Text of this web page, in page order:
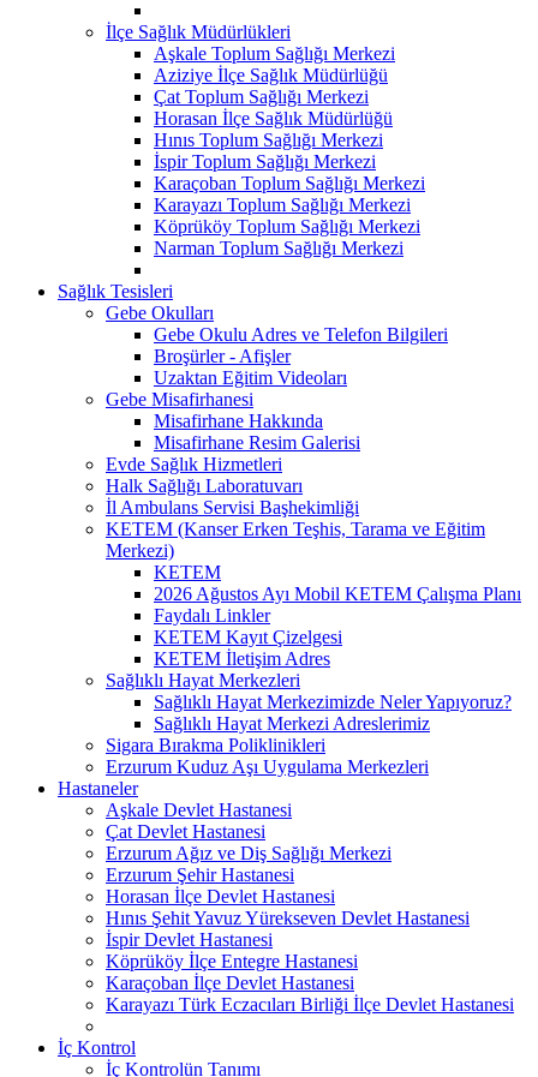
İlçe Sağlık Müdürlükleri
Aşkale Toplum Sağlığı Merkezi
Aziziye İlçe Sağlık Müdürlüğü
Çat Toplum Sağlığı Merkezi
Horasan İlçe Sağlık Müdürlüğü
Hınıs Toplum Sağlığı Merkezi
İspir Toplum Sağlığı Merkezi
Karaçoban Toplum Sağlığı Merkezi
Karayazı Toplum Sağlığı Merkezi
Köprüköy Toplum Sağlığı Merkezi
Narman Toplum Sağlığı Merkezi
Sağlık Tesisleri
Gebe Okulları
Gebe Okulu Adres ve Telefon Bilgileri
Broşürler - Afişler
Uzaktan Eğitim Videoları
Gebe Misafirhanesi
Misafirhane Hakkında
Misafirhane Resim Galerisi
Evde Sağlık Hizmetleri
Halk Sağlığı Laboratuvarı
İl Ambulans Servisi Başhekimliği
KETEM (Kanser Erken Teşhis, Tarama ve Eğitim
Merkezi)
KETEM
2026 Ağustos Ayı Mobil KETEM Çalışma Planı
Faydalı Linkler
KETEM Kayıt Çizelgesi
KETEM İletişim Adres
Sağlıklı Hayat Merkezleri
Sağlıklı Hayat Merkezimizde Neler Yapıyoruz?
Sağlıklı Hayat Merkezi Adreslerimiz
Sigara Bırakma Poliklinikleri
Erzurum Kuduz Aşı Uygulama Merkezleri
Hastaneler
Aşkale Devlet Hastanesi
Çat Devlet Hastanesi
Erzurum Ağız ve Diş Sağlığı Merkezi
Erzurum Şehir Hastanesi
Horasan İlçe Devlet Hastanesi
Hınıs Şehit Yavuz Yürekseven Devlet Hastanesi
İspir Devlet Hastanesi
Köprüköy İlçe Entegre Hastanesi
Karaçoban İlçe Devlet Hastanesi
Karayazı Türk Eczacıları Birliği İlçe Devlet Hastanesi
İç Kontrol
İç Kontrolün Tanımı